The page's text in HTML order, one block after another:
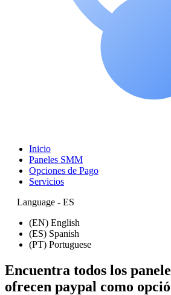
Inicio
Paneles SMM
Opciones de Pago
Servicios
Language - ES
(EN) English
(ES) Spanish
(PT) Portuguese
Encuentra todos los
ofrecen paypal como